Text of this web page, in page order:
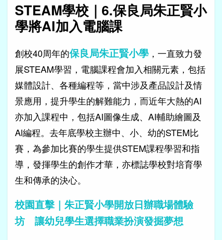
STEAM學校｜6.保良局朱正賢小
學將AI加入電腦課
創校40周年的保良局朱正賢小學 ，一直致力發
展STEAM學習，電腦課程會加入相關元素，包括
媒體設計、各種編程等，當中涉及產品設計及情
景應用，提升學生的解難能力，而近年大熱的AI
亦加入課程中，包括AI圖像生成、AI輔助繪圖及
Al編程。去年底學校主辦中、小、幼的STEM比
賽，為參加比賽的學生提供STEM課程學習和指
導，發揮學生的創作才華，亦標誌學校對培育學
生和傳承的決心。
校園直擊｜朱正賢小學開放日辦職場體驗
坊 讓幼兒學生選擇職業扮演發掘夢想